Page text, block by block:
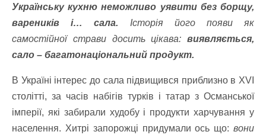
Українську кухню неможливо уявити без борщу,
вареників і… сала. Історія його появи як
самостійної страви досить цікава: виявляється,
сало – багатонаціональний продукт.
В Україні інтерес до сала підвищився приблизно в XVI
столітті, за часів набігів турків і татар з Османської
імперії, які забирали худобу і продукти харчування у
населення. Хитрі запорожці придумали ось що: вони